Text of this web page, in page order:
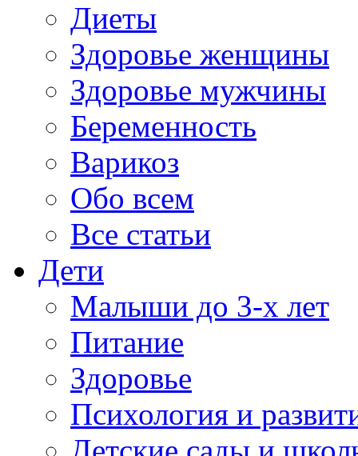
Диеты
Здоровье женщины
Здоровье мужчины
Беременность
Варикоз
Обо всем
Все статьи
Дети
Малыши до 3-х лет
Питание
Здоровье
Психология и